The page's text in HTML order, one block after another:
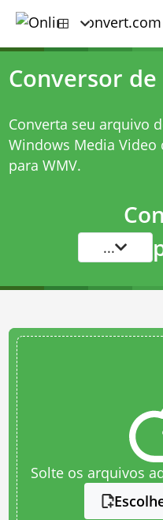
Conversor
Converta seu arquivo
Windows Media Video
para WMV.
...
Solte os arquivos